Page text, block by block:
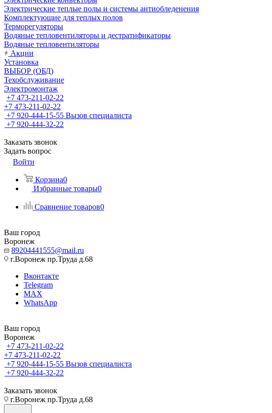
Электрические теплые полы и системы антиобледенения
Комплектующие для теплых полов
Терморегуляторы
Водяные тепловентиляторы и дестратификаторы
Водяные тепловентиляторы
Акции
Установка
ВЫБОР (ОБД)
Техобслуживание
Электромонтаж
+7 473-211-02-22
+7 473-211-02-22
+7 920-444-15-55 Вызов специалиста
+7 920-444-32-22
Заказать звонок
Задать вопрос
Войти
Корзина0
Избранные товары0
Сравнение товаров0
Ваш город
Воронеж
89204441555@mail.ru
г.Воронеж пр.Труда д.68
Вконтакте
Telegram
MAX
WhatsApp
Ваш город
Воронеж
+7 473-211-02-22
+7 473-211-02-22
+7 920-444-15-55 Вызов специалиста
+7 920-444-32-22
Заказать звонок
г.Воронеж пр.Труда д.68